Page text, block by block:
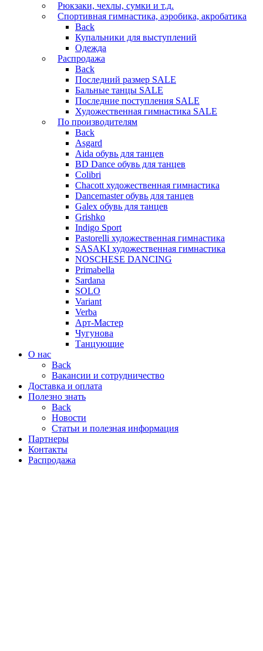
Рюкзаки, чехлы, сумки и т.д.
Спортивная гимнастика, аэробика, акробатика
Back
Купальники для выступлений
Одежда
Распродажа
Back
Последний размер SALE
Бальные танцы SALE
Последние поступления SALE
Художественная гимнастика SALE
По производителям
Back
Asgard
Аida обувь для танцев
BD Dance обувь для танцев
Colibri
Chacott художественная гимнастика
Dancemaster обувь для танцев
Galex обувь для танцев
Grishko
Indigo Sport
Pastorelli художественная гимнастика
SASAKI художественная гимнастика
NOSCHESE DANCING
Primabella
Sardana
SOLO
Variant
Verba
Арт-Мастер
Чугунова
Танцующие
О нас
Back
Вакансии и сотрудничество
Доставка и оплата
Полезно знать
Back
Новости
Статьи и полезная информация
Партнеры
Контакты
Распродажа